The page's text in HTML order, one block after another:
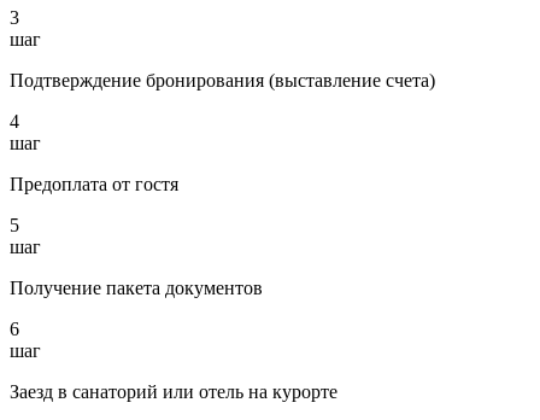
3
шаг
Подтверждение бронирования (выставление счета)
4
шаг
Предоплата от гостя
5
шаг
Получение пакета документов
6
шаг
Заезд в санаторий или отель на курорте